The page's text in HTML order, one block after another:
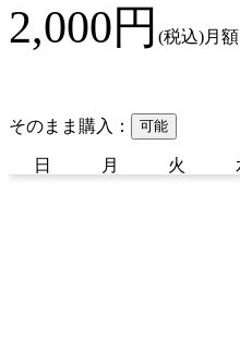
2,000円 (税込)月額
そのまま購入： 可能
日 月 火